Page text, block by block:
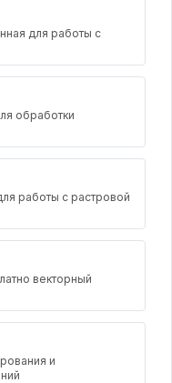
для работы с
обработки
работы с растровой
векторный
и